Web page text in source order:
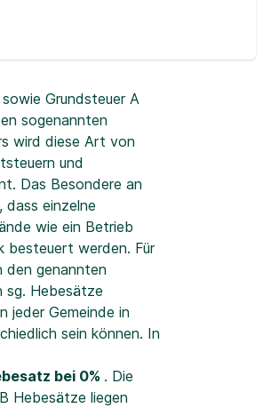
Grundsteuer A
sogenannten
wird diese Art von
und
Das Besondere an
dass einzelne
wie ein Betrieb
besteuert werden. Für
den genannten
sg. Hebesätze
jeder Gemeinde in
sein können. In
bei 0% . Die
Hebesätze liegen